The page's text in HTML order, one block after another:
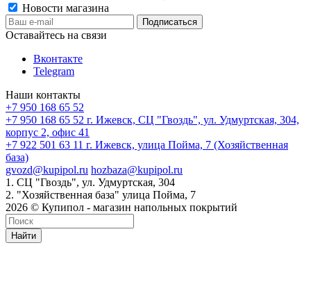
Новости магазина
Оставайтесь на связи
Вконтакте
Telegram
Наши контакты
+7 950 168 65 52
+7 950 168 65 52 г. Ижевск, СЦ "Гвоздь", ул. Удмуртская, 304,
корпус 2, офис 41
+7 922 501 63 11 г. Ижевск, улица Пойма, 7 (Хозяйственная
база)
gvozd@kupipol.ru hozbaza@kupipol.ru
1. СЦ "Гвоздь", ул. Удмуртская, 304
2. "Хозяйственная база" улица Пойма, 7
2026 © Купипол - магазин напольных покрытий
Найти